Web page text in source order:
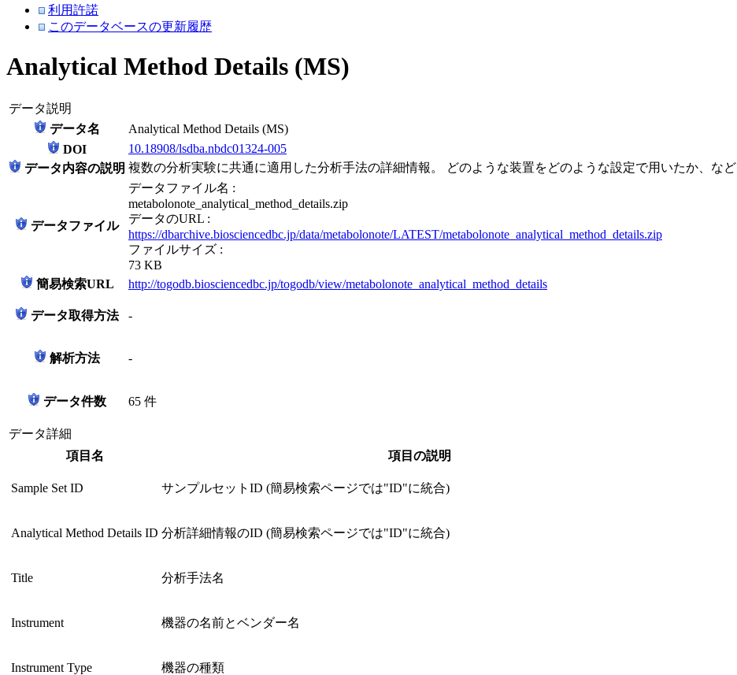
利用許諾
このデータベースの更新履歴
Analytical Method Details (MS)
データ説明
データ名
Analytical Method Details (MS)
DOI
10.18908/lsdba.nbdc01324-005
データ内容の説明 複数の分析実験に共通に適用した分析手法の詳細情報。 どのような装置をどのような設定で用いたか、など
データファイル
データファイル名 :
metabolonote_analytical_method_details.zip
データのURL :
https://dbarchive.biosciencedbc.jp/data/metabolonote/LATEST/metabolonote_analytical_method_details.zip
ファイルサイズ :
73 KB
簡易検索URL
http://togodb.biosciencedbc.jp/togodb/view/metabolonote_analytical_method_details
データ取得方法 -
解析方法 -
データ件数 65 件
データ詳細
項目名
項目の説明
Sample Set ID サンプルセットID (簡易検索ページでは"ID"に統合)
Analytical Method Details ID 分析詳細情報のID (簡易検索ページでは"ID"に統合)
Title 分析手法名
Instrument 機器の名前とベンダー名
Instrument Type 機器の種類